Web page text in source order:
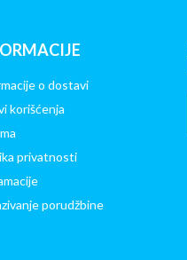
o dostavi
korišćenja
privatnosti
porudžbine